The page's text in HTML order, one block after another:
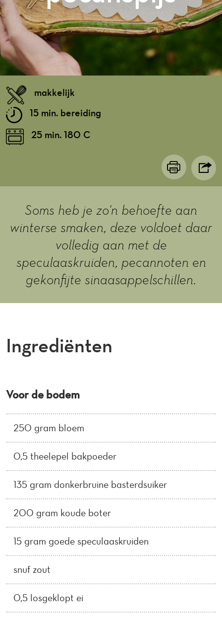
makkelijk
15 min. bereiding
25 min. 180 C
Soms heb je zo'n behoefte aan
winterse smaken, deze voldoet daar
volledig aan met de
speculaaskruiden, pecannoten en
gekonfijte sinaasappelschillen.
Ingrediënten
Voor de bodem
250 gram bloem
0,5 theelepel bakpoeder
135 gram donkerbruine basterdsuiker
200 gram koude boter
15 gram goede speculaaskruiden
snuf zout
0,5 losgeklopt ei